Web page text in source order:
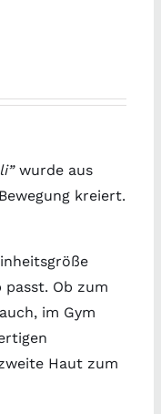
wurde aus
kreiert.
Ob zum
im Gym
Haut zum